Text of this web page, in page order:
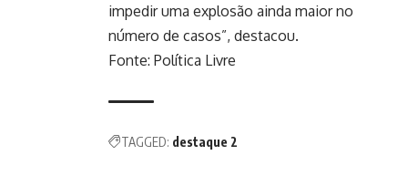
impedir uma explosão ainda maior no
número de casos”, destacou.
Fonte: Política Livre
TAGGED: destaque 2